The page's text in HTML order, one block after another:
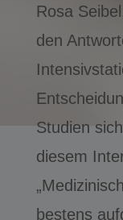
Rosa
den
Studien
diesem
bestens